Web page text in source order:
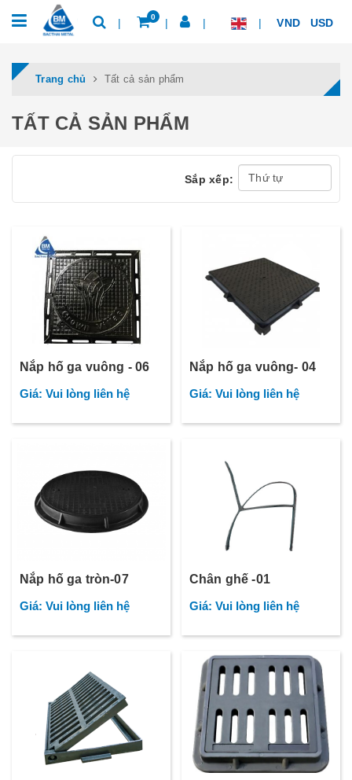
0 VND USD
Trang chủ Tất cả sản phẩm
TẤT CẢ SẢN PHẨM
Sắp xếp:
Nắp hố ga vuông - 06
Giá: Vui lòng liên hệ
Nắp hố ga vuông- 04
Giá: Vui lòng liên hệ
Nắp hố ga tròn-07
Giá: Vui lòng liên hệ
Chân ghế -01
Giá: Vui lòng liên hệ